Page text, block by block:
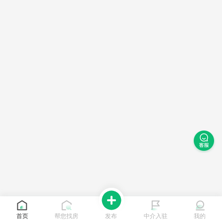
首页 帮您找房 发布 中介入驻 我的